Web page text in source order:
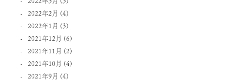
2022年2月 (4)
2022年1月 (3)
2021年12月 (6)
2021年11月 (2)
2021年10月 (4)
2021年9月 (4)